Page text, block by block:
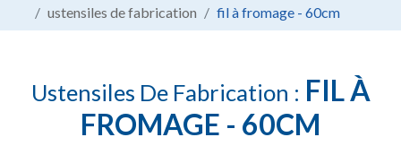
ustensiles de fabrication
fil à fromage - 60cm
Ustensiles De Fabrication : FIL À
FROMAGE - 60CM